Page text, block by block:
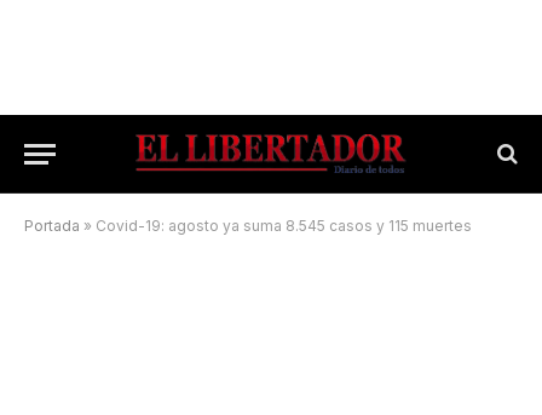
Portada » Covid-19: agosto ya suma 8.545 casos y 115 muertes